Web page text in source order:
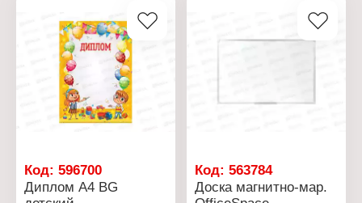
отличается иглами со
специальной заточкой,
что делает
использование циркулей
более безопасным для
детей. Готовальня
упакована в
пластиковый пенал.
Бренд: Berlingo
Артикул: DS_00505
Серия: Optimum
Материал: мелованный
картон
Код: 596700
Диплом А4 BG
Код:563784
Доска магнитно-мар.